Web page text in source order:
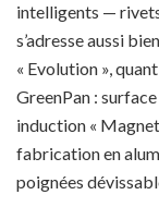
intelligents —
s’adresse aussi
« Evolution »,
GreenPan :
induction «
fabrication en
poignées